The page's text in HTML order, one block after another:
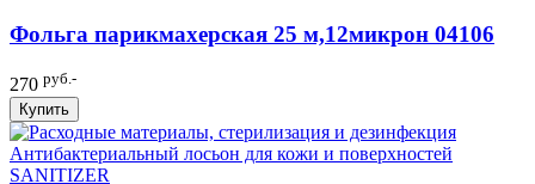
Фольга парикмахерская 25 м,12микрон 04106
270 руб.-
Купить